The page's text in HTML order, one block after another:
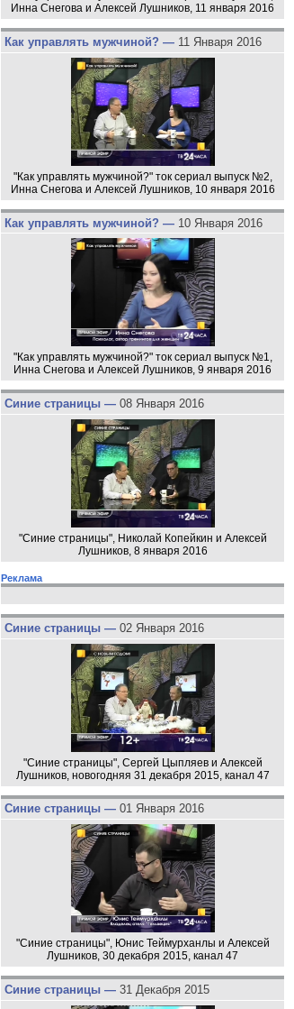
Инна Снегова и Алексей Лушников, 11 января 2016
Как управлять мужчиной? — 11 Января 2016
"Как управлять мужчиной?" ток сериал выпуск №2,
Инна Снегова и Алексей Лушников, 10 января 2016
Как управлять мужчиной? — 10 Января 2016
"Как управлять мужчиной?" ток сериал выпуск №1,
Инна Снегова и Алексей Лушников, 9 января 2016
Синие страницы — 08 Января 2016
"Синие страницы", Николай Копейкин и Алексей
Лушников, 8 января 2016
Реклама
Синие страницы — 02 Января 2016
"Синие страницы", Сергей Цыпляев и Алексей
Лушников, новогодняя 31 декабря 2015, канал 47
Синие страницы — 01 Января 2016
"Синие страницы", Юнис Теймурханлы и Алексей
Лушников, 30 декабря 2015, канал 47
Синие страницы — 31 Декабря 2015